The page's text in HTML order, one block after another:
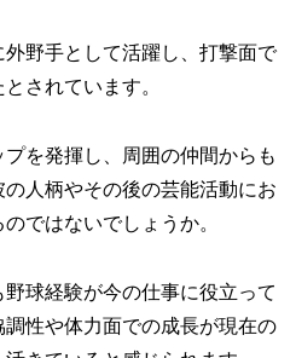
野手として活躍し、打撃面で
されています。
を発揮し、周囲の仲間からも
人柄やその後の芸能活動にお
ではないでしょうか。
球経験が今の仕事に役立って
性や体力面での成長が現在の